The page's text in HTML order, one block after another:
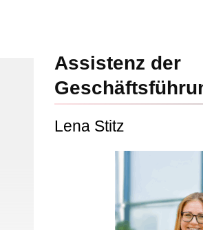
Assistenz der
Lena Stitz